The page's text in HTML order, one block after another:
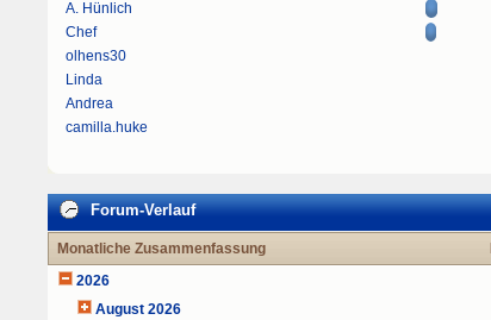
A. Hünlich
Chef
olhens30
Linda
Andrea
camilla.huke
Forum-Verlauf
Monatliche Zusammenfassung
2026
August 2026